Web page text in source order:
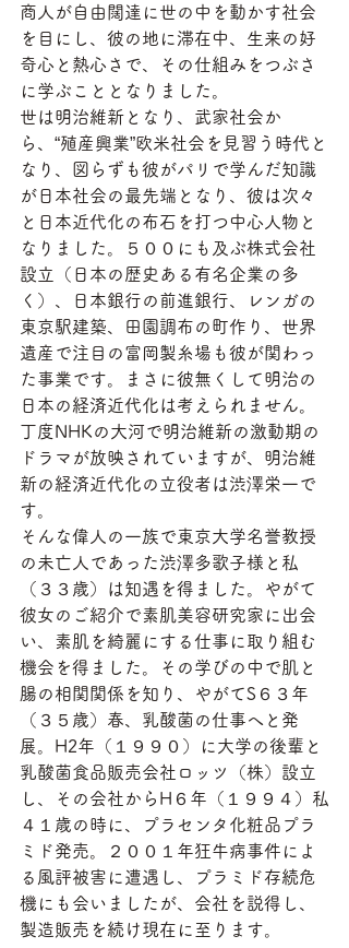
商人が自由闊達に世の中を動かす社会
を目にし、彼の地に滞在中、生来の好
奇心と熱心さで、その仕組みをつぶさ
に学ぶこととなりました。
世は明治維新となり、武家社会か
ら、“殖産興業”欧米社会を見習う時代と
なり、図らずも彼がパリで学んだ知識
が日本社会の最先端となり、彼は次々
と日本近代化の布石を打つ中心人物と
なりました。５００にも及ぶ株式会社
設立（日本の歴史ある有名企業の多
く）、日本銀行の前進銀行、レンガの
東京駅建築、田園調布の町作り、世界
遺産で注目の富岡製糸場も彼が関わっ
た事業です。まさに彼無くして明治の
日本の経済近代化は考えられません。
丁度NHKの大河で明治維新の激動期の
ドラマが放映されていますが、明治維
新の経済近代化の立役者は渋澤栄一で
す。
そんな偉人の一族で東京大学名誉教授
の未亡人であった渋澤多歌子様と私
（３３歳）は知遇を得ました。やがて
彼女のご紹介で素肌美容研究家に出会
い、素肌を綺麗にする仕事に取り組む
機会を得ました。その学びの中で肌と
腸の相関関係を知り、やがてS６３年
（３５歳）春、乳酸菌の仕事へと発
展。H2年（１９９０）に大学の後輩と
乳酸菌食品販売会社ロッツ（株）設立
し、その会社からH６年（１９９４）私
４１歳の時に、プラセンタ化粧品プラ
ミド発売。２００１年狂牛病事件によ
る風評被害に遭遇し、プラミド存続危
機にも会いましたが、会社を説得し、
製造販売を続け現在に至ります。